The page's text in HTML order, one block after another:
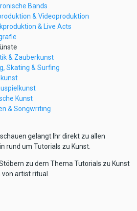
Bands
& Videoproduktion
& Live Acts
& Zauberkunst
Skating & Surfing
Kunst
& Songwriting
gelangt Ihr direkt zu allen
rund um Tutorials zu Kunst.
zu dem Thema Tutorials zu Kunst
artist ritual.